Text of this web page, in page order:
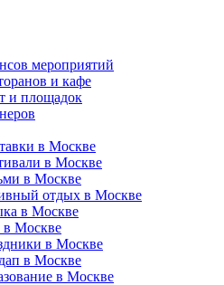
мероприятий
и кафе
и площадок
в Москве
в Москве
в Москве
отдых в Москве
в Москве
в Москве
в Москве
в Москве
в Москве